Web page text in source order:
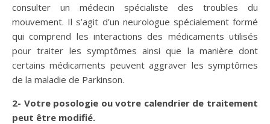
consulter un médecin spécialiste des troubles du
mouvement. Il s’agit d’un neurologue spécialement formé
qui comprend les interactions des médicaments utilisés
pour traiter les symptômes ainsi que la manière dont
certains médicaments peuvent aggraver les symptômes
de la maladie de Parkinson.
2- Votre posologie ou votre calendrier de traitement
peut être modifié.